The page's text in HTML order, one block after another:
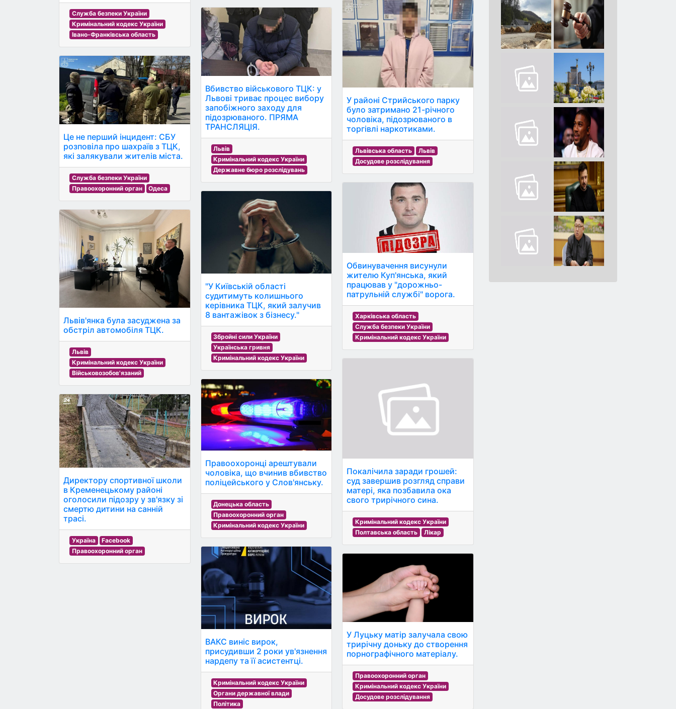
Служба безпеки України
Кримінальний кодекс України
Івано-Франківська область
Це не перший інцидент: СБУ
розповіла про шахраїв з ТЦК,
які залякували жителів міста.
Служба безпеки України
Правоохоронний орган
Одеса
Львів'янка була засуджена за
обстріл автомобіля ТЦК.
Львів
Кримінальний кодекс України
Військовозобов'язаний
Директору спортивної школи
в Кременецькому районі
оголосили підозру у зв'язку зі
смертю дитини на санній
трасі.
Україна
Facebook
Правоохоронний орган
Вбивство військового ТЦК: у
Львові триває процес вибору
запобіжного заходу для
підозрюваного. ПРЯМА
ТРАНСЛЯЦІЯ.
Львів
Кримінальний кодекс України
Державне бюро розслідувань
"У Київській області
судитимуть колишнього
керівника ТЦК, який залучив
8 вантажівок з бізнесу."
Збройні сили України
Українська гривня
Кримінальний кодекс України
Правоохоронці арештували
чоловіка, що вчинив вбивство
поліцейського у Слов'янську.
Донецька область
Правоохоронний орган
Кримінальний кодекс України
ВАКС виніс вирок,
присудивши 2 роки ув'язнення
нардепу та її асистентці.
Кримінальний кодекс України
Органи державної влади
Політика
У районі Стрийського парку
було затримано 21-річного
чоловіка, підозрюваного в
торгівлі наркотиками.
Львівська область
Львів
Досудове розслідування
Обвинувачення висунули
жителю Куп'янська, який
працював у "дорожньо-
патрульній службі" ворога.
Харківська область
Служба безпеки України
Кримінальний кодекс України
Покалічила заради грошей:
суд завершив розгляд справи
матері, яка позбавила ока
свого трирічного сина.
Кримінальний кодекс України
Полтавська область
Лікар
У Луцьку матір залучала свою
трирічну доньку до створення
порнографічного матеріалу.
Правоохоронний орган
Кримінальний кодекс України
Досудове розслідування